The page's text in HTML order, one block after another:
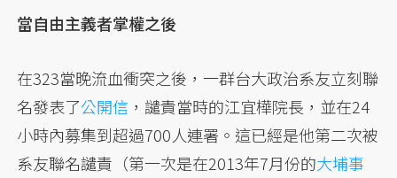
當自由主義者掌權之後
在323當晚流血衝突之後，一群台大政治系友立刻聯
名發表了公開信 ，譴責當時的江宜樺院長，並在24
小時內募集到超過700人連署。這已經是他第二次被
系友聯名譴責（第一次是在2013年7月份的大埔事